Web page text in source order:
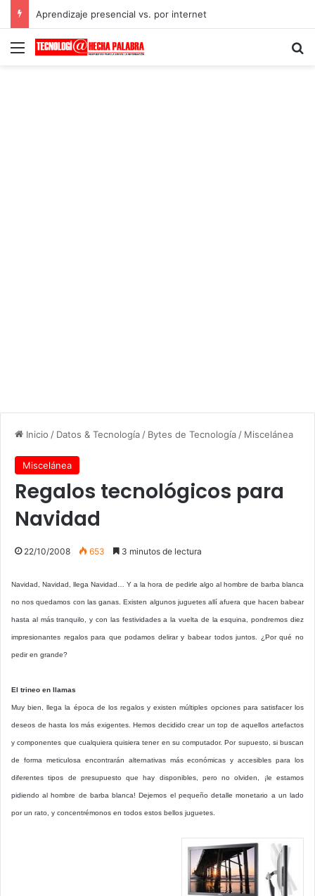
Aprendizaje presencial vs. por internet
Menú
Inicio / Datos & Tecnología / Bytes de Tecnología / Miscelánea
Miscelánea
Regalos tecnológicos para
Navidad
22/10/2008 653 3 minutos de lectura
Navidad, Navidad, llega Navidad… Y a la hora de pedirle algo al hombre de barba blanca
no nos quedamos con las ganas. Existen algunos juguetes allí afuera que hacen babear
hasta al más tranquilo, y con las festividades a la vuelta de la esquina, pondremos diez
impresionantes regalos para que podamos delirar y babear todos juntos. ¿Por qué no
pedir en grande?
El trineo en llamas
Muy bien, llega la época de los regalos y existen múltiples opciones para satisfacer los
deseos de hasta los más exigentes. Hemos decidido crear un top de aquellos artefactos
y componentes que cualquiera quisiera tener en su computador. Por supuesto, si buscan
de forma meticulosa encontrarán alternativas más económicas y accesibles para los
diferentes tipos de presupuesto que hay disponibles, pero no olviden, ¡le estamos
pidiendo al hombre de barba blanca! Dejemos el pequeño detalle monetario a un lado
por un rato, y concentrémonos en todos estos bellos juguetes.